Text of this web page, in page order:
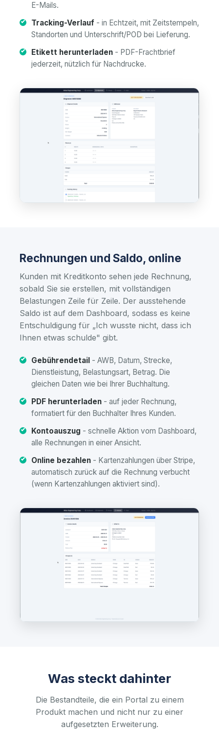
E-Mails.
Tracking-Verlauf - in Echtzeit, mit Zeitstempeln,
Standorten und Unterschrift/POD bei Lieferung.
Etikett herunterladen - PDF-Frachtbrief
jederzeit, nützlich für Nachdrucke.
Rechnungen und Saldo, online
Kunden mit Kreditkonto sehen jede Rechnung,
sobald Sie sie erstellen, mit vollständigen
Belastungen Zeile für Zeile. Der ausstehende
Saldo ist auf dem Dashboard, sodass es keine
Entschuldigung für „Ich wusste nicht, dass ich
Ihnen etwas schulde" gibt.
Gebührendetail - AWB, Datum, Strecke,
Dienstleistung, Belastungsart, Betrag. Die
gleichen Daten wie bei Ihrer Buchhaltung.
PDF herunterladen - auf jeder Rechnung,
formatiert für den Buchhalter Ihres Kunden.
Kontoauszug - schnelle Aktion vom Dashboard,
alle Rechnungen in einer Ansicht.
Online bezahlen - Kartenzahlungen über Stripe,
automatisch zurück auf die Rechnung verbucht
(wenn Kartenzahlungen aktiviert sind).
Was steckt dahinter
Die Bestandteile, die ein Portal zu einem
Produkt machen und nicht nur zu einer
aufgesetzten Erweiterung.